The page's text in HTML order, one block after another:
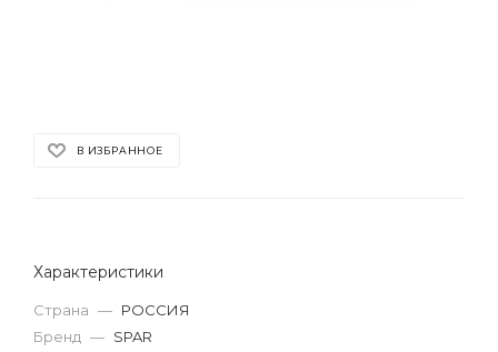
В ИЗБРАННОЕ
Характеристики
Страна — РОССИЯ
Бренд — SPAR